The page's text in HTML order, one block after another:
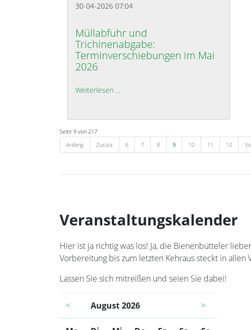
30-04-2026 07:04
Müllabfuhr und
Trichinenabgabe:
Terminverschiebungen im Mai
2026
Weiterlesen …
Seite 9 von 217
Anfang
Zurück 6 7 8 9 10 11 12
Veranstaltungskalender
Hier ist ja richtig was los! Ja, die Bienenbütteler
Vorbereitung bis zum letzten Kehraus steckt in
Lassen Sie sich mitreißen und seien Sie dabei!
< August 2026 >